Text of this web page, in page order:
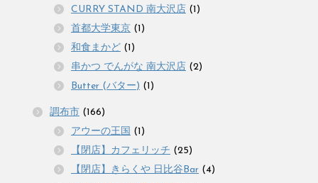
CURRY STAND 南大沢店 (1)
首都大学東京 (1)
和食まかど (1)
串かつ でんがな 南大沢店 (2)
Butter (バター) (1)
調布市 (166)
アウーの王国 (1)
【閉店】カフェリッチ (25)
【閉店】きらくや 日比谷Bar (4)